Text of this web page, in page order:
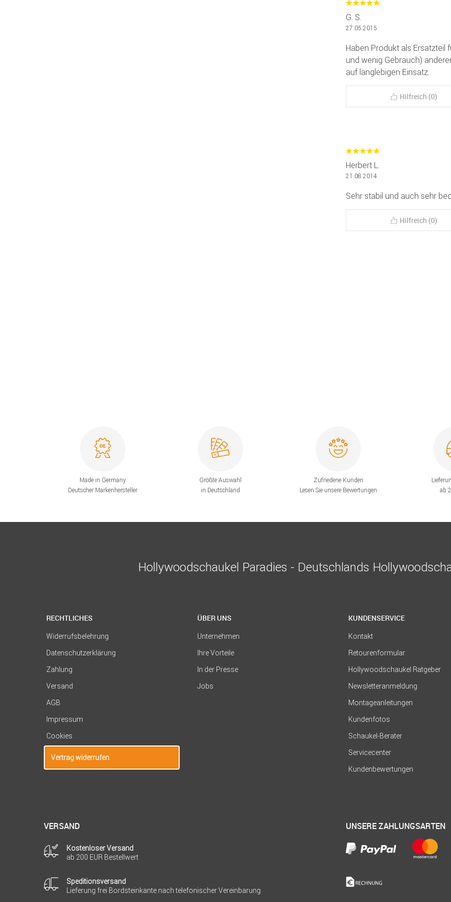
G. S.
27.05.2015
Haben Produkt als
und wenig Gebrauch)
auf langlebigen Einsatz.
Hilfreich (0)
Herbert L.
21.08.2014
Sehr stabil und auch sehr
Hilfreich (0)
Made in Germany
Deutscher Markenhersteller
Größte Auswahl
in Deutschland
Zufriedene Kunden
Lesen Sie unsere Bewertungen
ab
Hollywoodschaukel Paradies - Deutschlands
RECHTLICHES
Widerrufsbelehrung
Datenschutzerklärung
Zahlung
Versand
AGB
Impressum
Cookies
Vertrag widerrufen
ÜBER UNS
Unternehmen
Ihre Vorteile
In der Presse
Jobs
KUNDENSERVICE
Kontakt
Retourenformular
Hollywoodschaukel Ratgeber
Newsletteranmeldung
Montageanleitungen
Kundenfotos
Schaukel-Berater
Servicecenter
Kundenbewertungen
VERSAND
Kostenloser Versand
ab 200 EUR Bestellwert
Speditionsversand
Lieferung frei Bordsteinkante nach telefonischer Vereinbarung
UNSERE ZAHLUNGSARTEN